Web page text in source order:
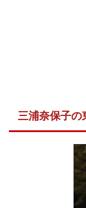
三浦奈保子の